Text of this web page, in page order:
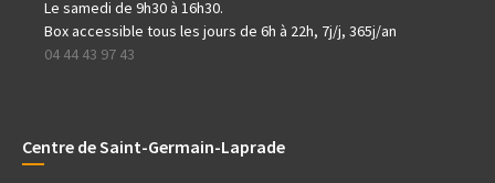
Le samedi de 9h30 à 16h30.
Box accessible tous les jours de 6h à 22h, 7j/j, 365j/an
04 44 43 97 43
Centre de Saint-Germain-Laprade